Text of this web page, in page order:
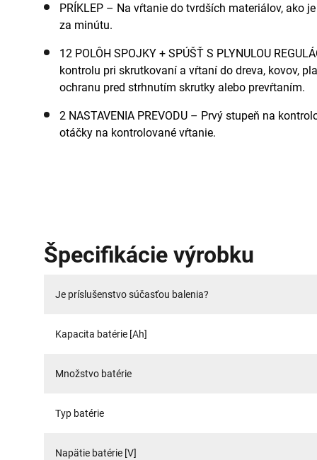
PRÍKLEP – Na vŕtanie do tvrdších materiálov, ako
za minútu.
12 POLÔH SPOJKY + SPÚŠŤ S PLYNULOU
kontrolu pri skrutkovaní a vŕtaní do dreva, kovov,
ochranu pred strhnutím skrutky alebo prevŕtaním.
2 NASTAVENIA PREVODU – Prvý stupeň na
otáčky na kontrolované vŕtanie.
Špecifikácie výrobku
Je príslušenstvo súčasťou balenia?
Kapacita batérie [Ah]
Množstvo batérie
Typ batérie
Napätie batérie [V]